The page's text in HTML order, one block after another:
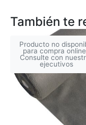
También te
Producto no
para compra online |
Consulte con
ejecutivos